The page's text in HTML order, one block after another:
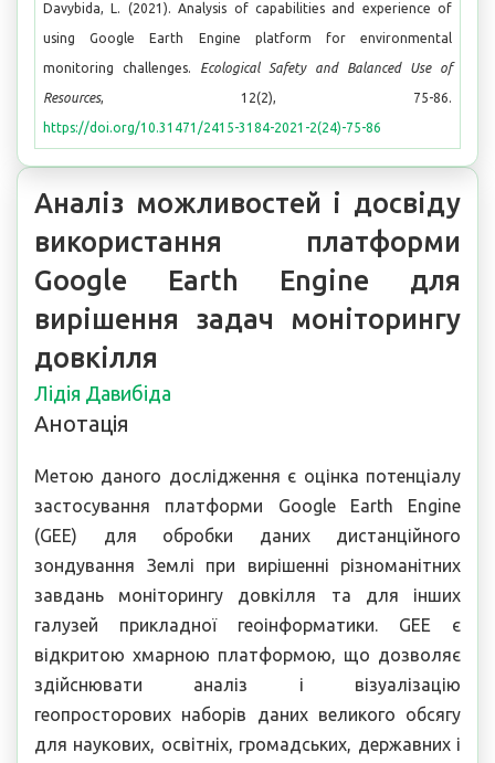
Аналіз можливостей і досвіду
використання платформи
Google Earth Engine для
вирішення задач моніторингу
довкілля
Лідія Давибіда
Анотація
Метою даного дослідження є оцінка потенціалу
застосування платформи Google Earth Engine
(GEE) для обробки даних дистанційного
зондування Землі при вирішенні різноманітних
завдань моніторингу довкілля та для інших
галузей прикладної геоінформатики. GEE є
відкритою хмарною платформою, що дозволяє
здійснювати аналіз і візуалізацію
геопросторових наборів даних великого обсягу
для наукових, освітніх, громадських, державних і
Davybida, L. (2021). Analysis of capabilities and experience of
using Google Earth Engine platform for environmental
monitoring challenges. Ecological Safety and Balanced Use of
Resources, 12(2), 75-86.
https://doi.org/10.31471/2415-3184-2021-2(24)-75-86